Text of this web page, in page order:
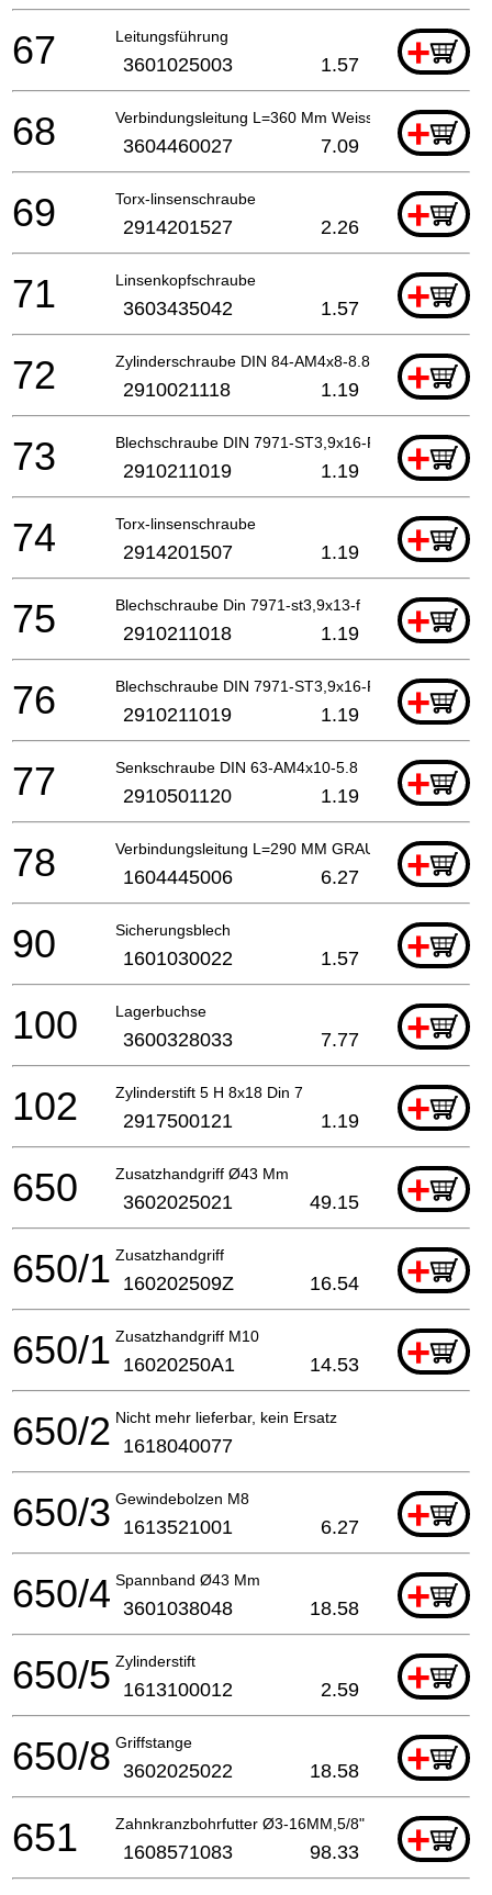
Leitungsführung +
67 3601025003 1.57
Verbindungsleitung L=360 Mm Weiss +
68 3604460027 7.09
Torx-linsenschraube +
69 2914201527 2.26
Linsenkopfschraube +
71 3603435042 1.57
Zylinderschraube DIN 84-AM4x8-8.8 +
72 2910021118 1.19
Blechschraube DIN 7971-ST3,9x16-F +
73 2910211019 1.19
Torx-linsenschraube +
74 2914201507 1.19
Blechschraube Din 7971-st3,9x13-f +
75 2910211018 1.19
Blechschraube DIN 7971-ST3,9x16-F +
76 2910211019 1.19
Senkschraube DIN 63-AM4x10-5.8 +
77 2910501120 1.19
Verbindungsleitung L=290 MM GRAU +
78 1604445006 6.27
Sicherungsblech +
90 1601030022 1.57
Lagerbuchse +
100 3600328033 7.77
Zylinderstift 5 H 8x18 Din 7 +
102 2917500121 1.19
Zusatzhandgriff Ø43 Mm +
650 3602025021 49.15
Zusatzhandgriff +
650/1 160202509Z 16.54
Zusatzhandgriff M10 +
650/1 16020250A1 14.53
Nicht mehr lieferbar, kein Ersatz
650/2 1618040077
Gewindebolzen M8 +
650/3 1613521001 6.27
Spannband Ø43 Mm +
650/4 3601038048 18.58
Zylinderstift +
650/5 1613100012 2.59
Griffstange +
650/8 3602025022 18.58
Zahnkranzbohrfutter Ø3-16MM,5/8" +
651 1608571083 98.33